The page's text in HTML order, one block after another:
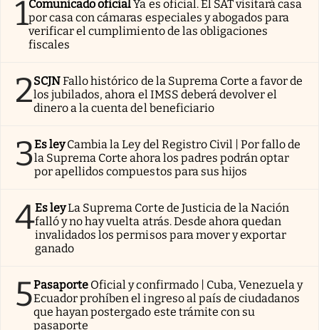
1Comunicado oficialYa es oficial. El SAT visitará casa
por casa con cámaras especiales y abogados para
verificar el cumplimiento de las obligaciones
fiscales
2SCJNFallo histórico de la Suprema Corte a favor de
los jubilados, ahora el IMSS deberá devolver el
dinero a la cuenta del beneficiario
3Es ley Cambia la Ley del Registro Civil | Por fallo de
la Suprema Corte ahora los padres podrán optar
por apellidos compuestos para sus hijos
4Es leyLa Suprema Corte de Justicia de la Nación
falló y no hay vuelta atrás. Desde ahora quedan
invalidados los permisos para mover y exportar
ganado
5Pasaporte Oficial y confirmado | Cuba, Venezuela y
Ecuador prohíben el ingreso al país de ciudadanos
que hayan postergado este trámite con su
pasaporte